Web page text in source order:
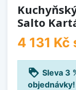
Salto
4 131 Kč
loyalty Sleva 3
objednávky!